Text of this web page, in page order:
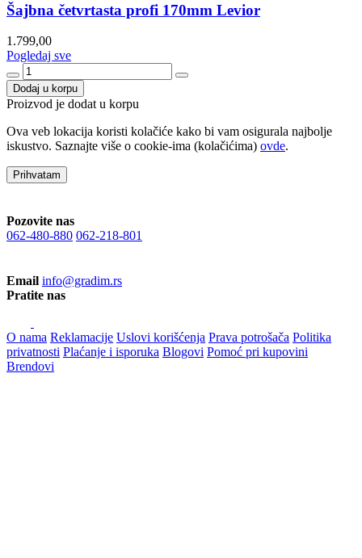
Šajbna četvrtasta profi 170mm Levior
1.799,00
Pogledaj sve
Dodaj u korpu
Proizvod je dodat u korpu
Ova veb lokacija koristi kolačiće kako bi vam osigurala najbolje
iskustvo. Saznajte više o cookie-ima (kolačićima) ovde.
Prihvatam
Pozovite nas
062-480-880 062-218-801
Email info@gradim.rs
Pratite nas
O nama Reklamacije Uslovi korišćenja Prava potrošača Politika
privatnosti Plaćanje i isporuka Blogovi Pomoć pri kupovini
Brendovi